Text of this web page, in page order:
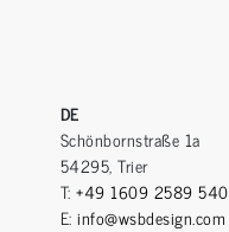
DE
Schönbornstraße 1a
54295, Trier
T: +49 1609 2589 540
E: info@wsbdesign.com